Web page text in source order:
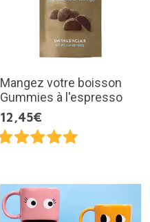
Mangez votre boisson
Gummies à l'espresso
12,45€